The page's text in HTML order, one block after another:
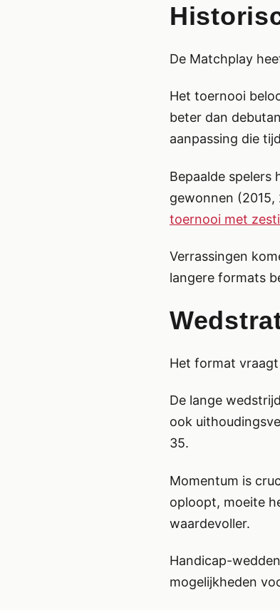
De Matchplay
Het toernooi
beter dan
aanpassing die
Bepaalde spelers
gewonnen (2015,
toernooi met
Verrassingen
langere formats
Het format
De lange
ook
35.
Momentum is
oploopt, moeite
waardevoller.
Handicap-
mogelijkheden